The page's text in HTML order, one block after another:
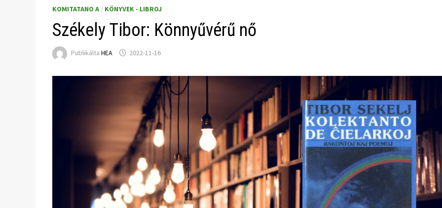
KOMITATANO A / KÖNYVEK - LIBROJ
Székely Tibor: Könnyűvérű nő
PublikáltaHEA 2022-11-16